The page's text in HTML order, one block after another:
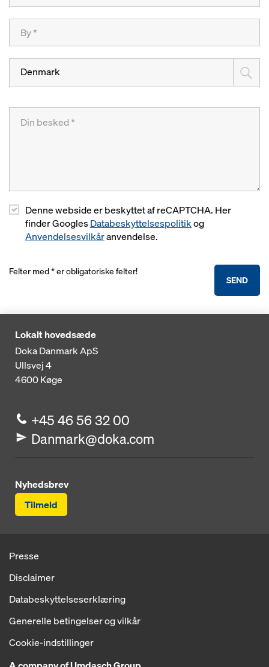
Denmark
Denne webside er beskyttet af reCAPTCHA. Her
finder GooglesDatabeskyttelsespolitikog
Anvendelsesvilkåranvendelse.
SEND
Felter med * er obligatoriske felter!
Lokalt hovedsæde
Doka Danmark ApS
Ullsvej 4
4600Køge
+45 46 56 32 00
Danmark@doka.com
Nyhedsbrev
Tilmeld
Presse
Disclaimer
Databeskyttelseserklæring
Generelle betingelser og vilkår
Cookie-indstillinger